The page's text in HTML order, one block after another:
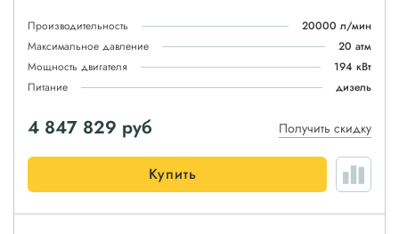
Производительность
20000 л/мин
Максимальное давление
20 атм
Мощность двигателя
194 кВт
Питание
дизель
4 847 829 руб Получить скидку
Купить